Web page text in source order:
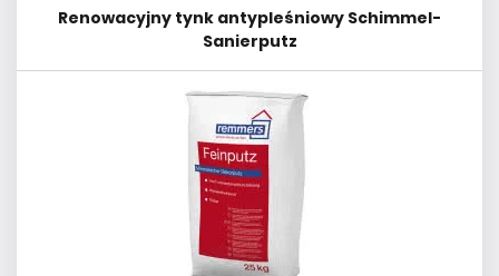
Renowacyjny tynk antypleśniowy Schimmel-
Sanierputz